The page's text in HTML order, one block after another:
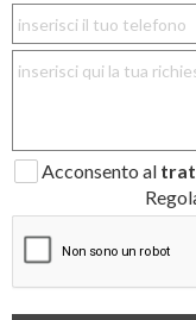
Acconsento al